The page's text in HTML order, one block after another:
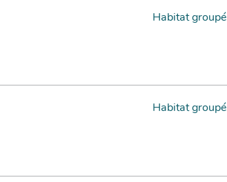
Habitat groupé
Habitat groupé